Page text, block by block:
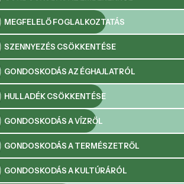
22 braunattila@gmail.com
bredakastely.hu
MEGFELELŐ FOGLALKOZTATÁS
SZENNYEZÉS CSÖKKENTÉSE
GONDOSKODÁS AZ ÉGHAJLATRÓL
HULLADÉK CSÖKKENTÉSE
GONDOSKODÁS A VÍZRŐL
GONDOSKODÁS A TERMÉSZETRŐL
GONDOSKODÁS A KULTÚRÁRÓL